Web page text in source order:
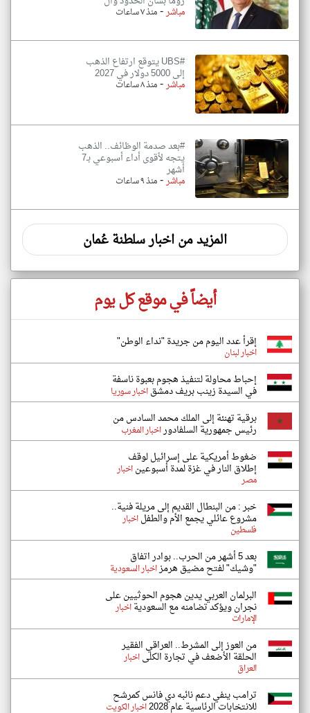
مباشر-منذ ٧ ساعات
#UBS يتوقع ارتفاع الذهب
إلى 5000 دولار في 2027
مباشر-منذ ٨ ساعات
#بعد صدمة الوظائف.. الذهب
يتجه لأقوى أداء أسبوعي بـ7
أشهر
مباشر-منذ ٩ ساعات
المزيد من اخبار سلطنة عُمان
أيضاً في موقع كل يوم
إقرأ عدد اليوم من جريدة "نداء الوطن"
اخبار لبنان
إحباط محاولة لتنفيذ هجوم بعبوة ناسفة
في السيدة زينب بريف دمشقاخبار سوريا
برقية تهنئة إلى الملك محمد السادس من
رئيس جمهورية السلفادوراخبار المغرب
ضغوط أمريكية على إسرائيل لوقف
إطلاق النار في غزة لمدة أسبوعيناخبار
مصر
خبر : من البنطال القديم إلى مريلة فنية..
مشروع عائلي يجمع الأم والطفلاخبار
فلسطين
بعد 5 أشهر من الحرب.. بوادر اتفاق
"وشيك" لفتح مضيق هرمزاخبار السعودية
البرلمان العربي يدين هجوم الحوثيين على
نجران ويؤكد تضامنه مع السعوديةاخبار
الإمارات
من العوز إلى المشرط.. العراقي الفقير
الحلقة الأضعف في تجارة الكلىاخبار
العراق
ترامب ينفي دعم نائبه دي فانس كمرشح
للانتخابات الرئاسية عام 2028 اخبار الكويت